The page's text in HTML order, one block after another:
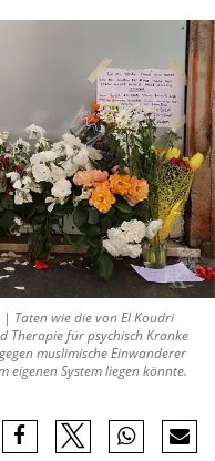
| Taten wie die von El Koudri
Therapie für psychisch Kranke
muslimische Einwanderer
eigenen System liegen könnte.